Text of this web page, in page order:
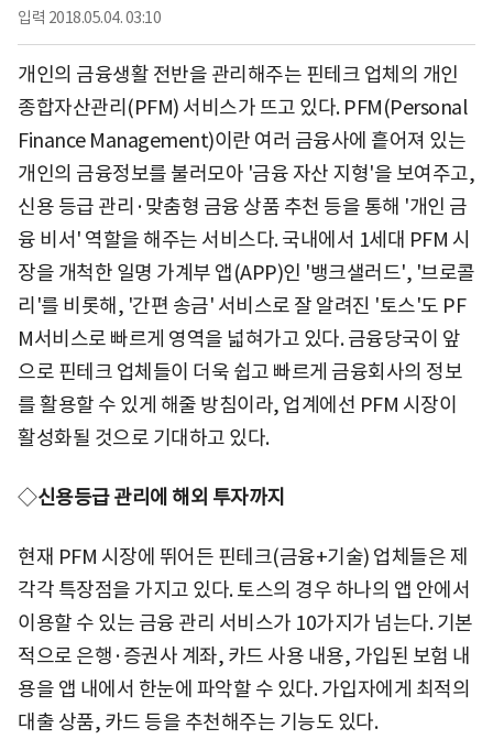
입력 2018.05.04. 03:10
개인의 금융생활 전반을 관리해주는 핀테크 업체의 개인
종합자산관리(PFM) 서비스가 뜨고 있다. PFM(Personal
Finance Management)이란 여러 금융사에 흩어져 있는
개인의 금융정보를 불러모아 '금융 자산 지형'을 보여주고,
신용 등급 관리·맞춤형 금융 상품 추천 등을 통해 '개인 금
융 비서' 역할을 해주는 서비스다. 국내에서 1세대 PFM 시
장을 개척한 일명 가계부 앱(APP)인 '뱅크샐러드', '브로콜
리'를 비롯해, '간편 송금' 서비스로 잘 알려진 '토스'도 PF
M서비스로 빠르게 영역을 넓혀가고 있다. 금융당국이 앞
으로 핀테크 업체들이 더욱 쉽고 빠르게 금융회사의 정보
를 활용할 수 있게 해줄 방침이라, 업계에선 PFM 시장이
활성화될 것으로 기대하고 있다.
◇신용등급 관리에 해외 투자까지
현재 PFM 시장에 뛰어든 핀테크(금융+기술) 업체들은 제
각각 특장점을 가지고 있다. 토스의 경우 하나의 앱 안에서
이용할 수 있는 금융 관리 서비스가 10가지가 넘는다. 기본
적으로 은행·증권사 계좌, 카드 사용 내용, 가입된 보험 내
용을 앱 내에서 한눈에 파악할 수 있다. 가입자에게 최적의
대출 상품, 카드 등을 추천해주는 기능도 있다.